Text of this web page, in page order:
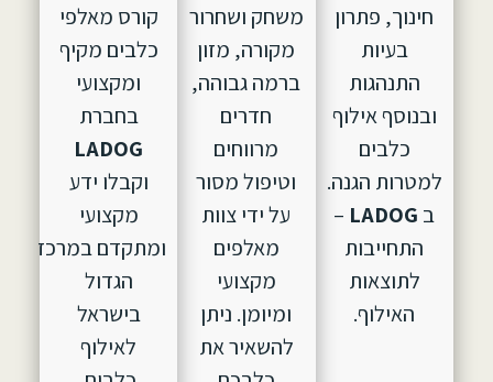
חינוך, פתרון
בעיות
התנהגות
ובנוסף אילוף
כלבים
למטרות הגנה.
ב LADOG
–
התחייבות
לתוצאות
האילוף.
משחק ושחרור
מקורה, מזון
ברמה גבוהה,
חדרים
מרווחים
וטיפול מסור
על ידי צוות
מאלפים
מקצועי
ומיומן. ניתן
להשאיר את
קורס מאלפי
כלבים מקיף
ומקצועי
בחברת
LADOG
וקבלו ידע
מקצועי
ומתקדם במרכז
הגדול
בישראל
לאילוף